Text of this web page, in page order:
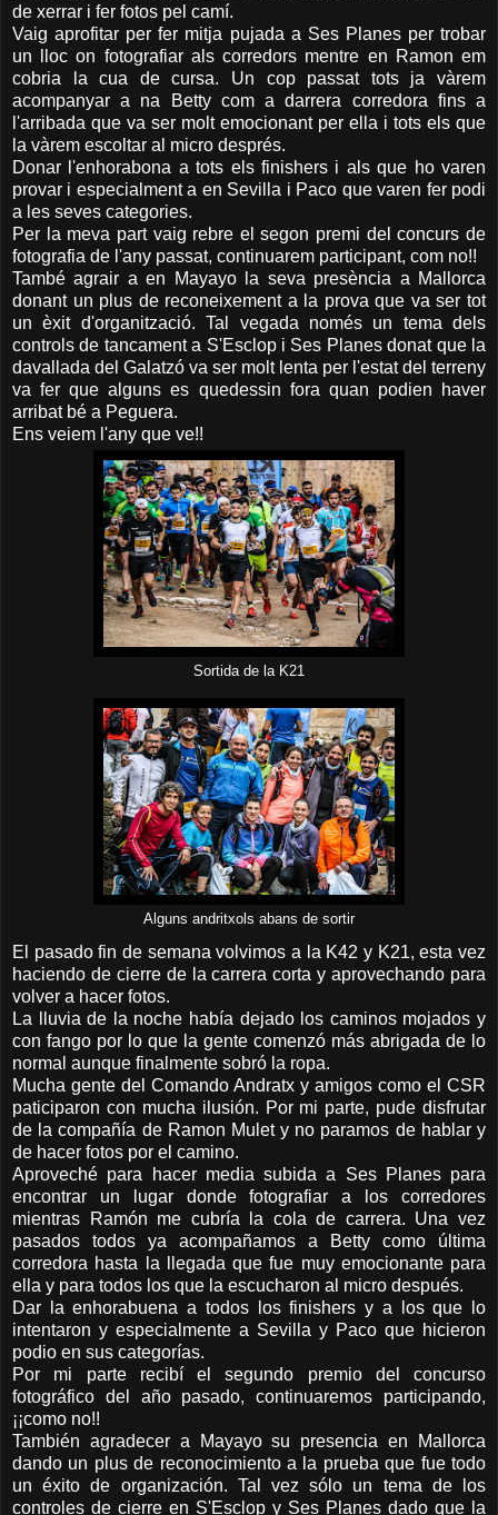
de xerrar i fer fotos pel camí.
Vaig aprofitar per fer mitja pujada a Ses Planes per trobar
un lloc on fotografiar als corredors mentre en Ramon em
cobria la cua de cursa. Un cop passat tots ja vàrem
acompanyar a na Betty com a darrera corredora fins a
l'arribada que va ser molt emocionant per ella i tots els que
la vàrem escoltar al micro després.
Donar l'enhorabona a tots els finishers i als que ho varen
provar i especialment a en Sevilla i Paco que varen fer podi
a les seves categories.
Per la meva part vaig rebre el segon premi del concurs de
fotografia de l'any passat, continuarem participant, com no!!
També agrair a en Mayayo la seva presència a Mallorca
donant un plus de reconeixement a la prova que va ser tot
un èxit d'organització. Tal vegada només un tema dels
controls de tancament a S'Esclop i Ses Planes donat que la
davallada del Galatzó va ser molt lenta per l'estat del terreny
va fer que alguns es quedessin fora quan podien haver
arribat bé a Peguera.
Ens veiem l'any que ve!!
Sortida de la K21
Alguns andritxols abans de sortir
El pasado fin de semana volvimos a la K42 y K21, esta vez
haciendo de cierre de la carrera corta y aprovechando para
volver a hacer fotos.
La lluvia de la noche había dejado los caminos mojados y
con fango por lo que la gente comenzó más abrigada de lo
normal aunque finalmente sobró la ropa.
Mucha gente del Comando Andratx y amigos como el CSR
paticiparon con mucha ilusión. Por mi parte, pude disfrutar
de la compañía de Ramon Mulet y no paramos de hablar y
de hacer fotos por el camino.
Aproveché para hacer media subida a Ses Planes para
encontrar un lugar donde fotografiar a los corredores
mientras Ramón me cubría la cola de carrera. Una vez
pasados todos ya acompañamos a Betty como última
corredora hasta la llegada que fue muy emocionante para
ella y para todos los que la escucharon al micro después.
Dar la enhorabuena a todos los finishers y a los que lo
intentaron y especialmente a Sevilla y Paco que hicieron
podio en sus categorías.
Por mi parte recibí el segundo premio del concurso
fotográfico del año pasado, continuaremos participando,
¡¡como no!!
También agradecer a Mayayo su presencia en Mallorca
dando un plus de reconocimiento a la prueba que fue todo
un éxito de organización. Tal vez sólo un tema de los
controles de cierre en S'Esclop y Ses Planes dado que la